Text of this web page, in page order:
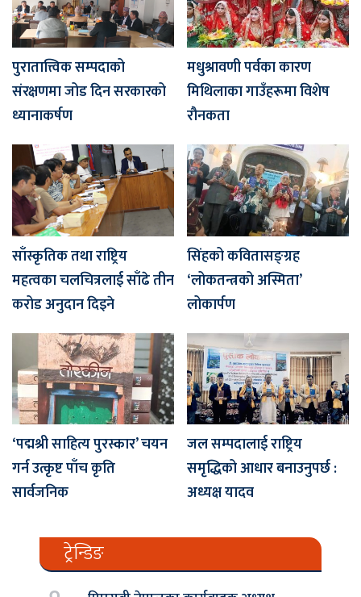
पुरातात्त्विक सम्पदाको
संरक्षणमा जोड दिन सरकारको
ध्यानाकर्षण
मधुश्रावणी पर्वका कारण
मिथिलाका गाउँहरूमा विशेष
रौनकता
साँस्कृतिक तथा राष्ट्रिय
महत्वका चलचित्रलाई साँढे तीन
करोड अनुदान दिइने
सिंहको कवितासङ्ग्रह
‘लोकतन्त्रको अस्मिता’
लोकार्पण
‘पद्मश्री साहित्य पुरस्कार’ चयन
गर्न उत्कृष्ट पाँच कृति
सार्वजनिक
जल सम्पदालाई राष्ट्रिय
समृद्धिको आधार बनाउनुपर्छ :
अध्यक्ष यादव
ट्रेन्डिङ